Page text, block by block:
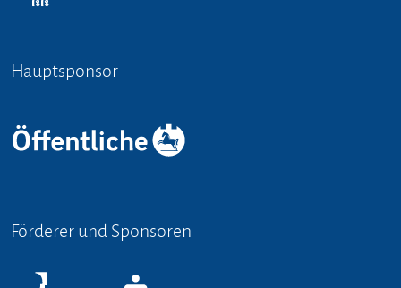
Hauptsponsor
Förderer und Sponsoren